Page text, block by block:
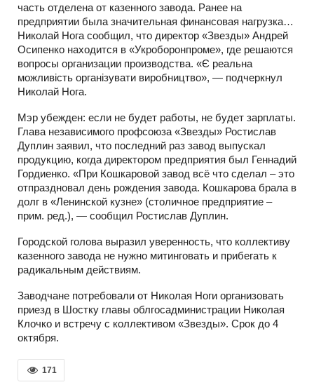
часть отделена от казенного завода. Ранее на
предприятии была значительная финансовая нагрузка…
Николай Нога сообщил, что директор «Звезды» Андрей
Осипенко находится в «Укроборонпроме», где решаются
вопросы организации производства. «Є реальна
можливість організувати виробництво», — подчеркнул
Николай Нога.
Мэр убежден: если не будет работы, не будет зарплаты.
Глава независимого профсоюза «Звезды» Ростислав
Дуплин заявил, что последний раз завод выпускал
продукцию, когда директором предприятия был Геннадий
Гордиенко. «При Кошкаровой завод всё что сделал – это
отпраздновал день рождения завода. Кошкарова брала в
долг в «Ленинской кузне» (столичное предприятие –
прим. ред.), — сообщил Ростислав Дуплин.
Городской голова выразил уверенность, что коллективу
казенного завода не нужно митинговать и прибегать к
радикальным действиям.
Заводчане потребовали от Николая Ноги организовать
приезд в Шостку главы облгосадминистрации Николая
Клочко и встречу с коллективом «Звезды». Срок до 4
октября.
171